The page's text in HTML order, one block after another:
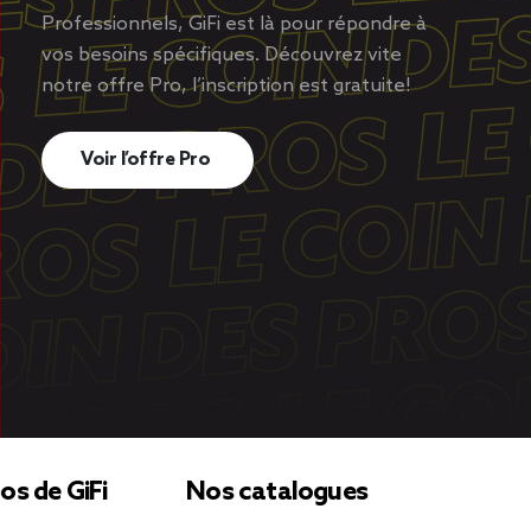
Professionnels, GiFi est là pour répondre à
vos besoins spécifiques. Découvrez vite
notre offre Pro, l’inscription est gratuite!
Voir l’offre Pro
de GiFi Nos catalogues